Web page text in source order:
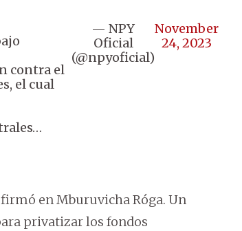
contra el
el cual
— NPY
Oficial
(@npyoficial)
November
24, 2023
en Mburuvicha Róga. Un
privatizar los fondos